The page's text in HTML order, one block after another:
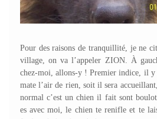
Pour des raisons de tranquillité, je ne
village, on va l’appeler ZION. À
chez-moi, allons-y ! Premier indice, il y
mate l’air de rien, soit il sera
normal c’est un chien il fait sont
es avec moi, le chien te renifle et te